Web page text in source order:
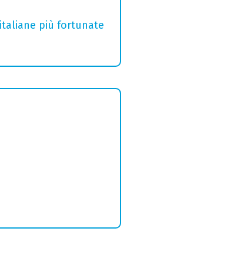
più fortunate